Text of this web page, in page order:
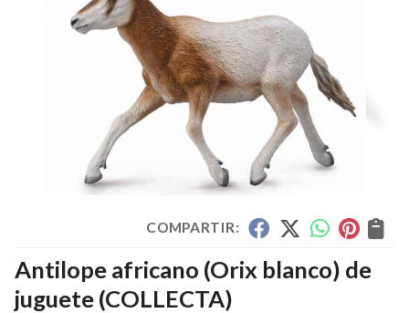
COMPARTIR:
Antilope africano (Orix blanco) de
juguete (COLLECTA)